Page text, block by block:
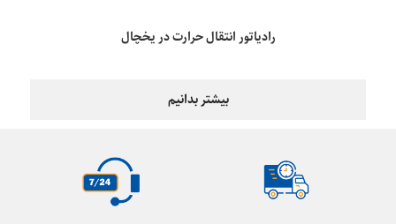
رادیاتور انتقال حرارت در یخچال
بیشتر بدانیم